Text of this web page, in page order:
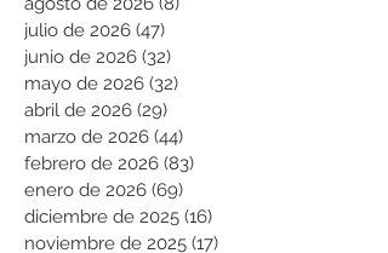
julio de 2026 (47)
junio de 2026 (32)
mayo de 2026 (32)
abril de 2026 (29)
marzo de 2026 (44)
febrero de 2026 (83)
enero de 2026 (69)
diciembre de 2025 (16)
noviembre de 2025 (17)